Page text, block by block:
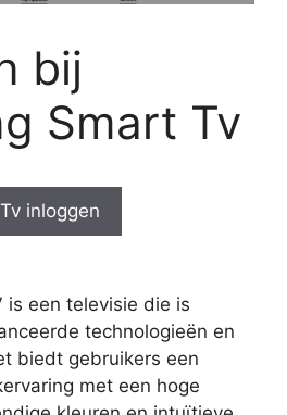
bij
Smart Tv
inloggen
is een televisie die is
technologieën en
biedt gebruikers een
met een hoge